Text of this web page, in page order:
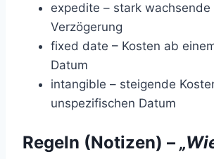
expedite – stark wachsende
Verzögerung
fixed date – Kosten ab
Datum
intangible – steigende
unspezifischen Datum
Regeln (Notizen) –